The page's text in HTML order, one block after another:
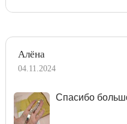
Алёна
04.11.2024
Спасибо